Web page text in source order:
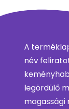
A
név
legördülő
magassági